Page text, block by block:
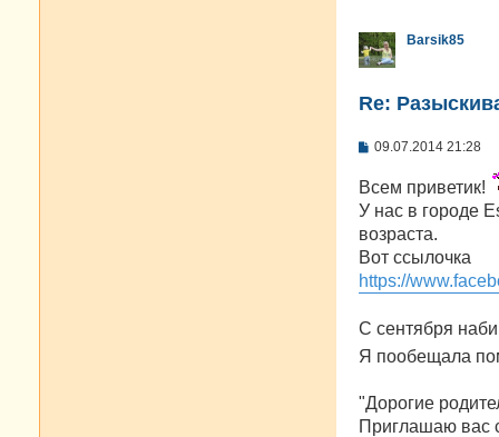
е
Barsik85
Re:
С
б
щ
н
и
09.07.2014 21:28
Всем приветик!
У нас в городе
возраста.
Вот ссылочка
https://
С сентября
Я пообещала
"Дорогие
Приглашаю вас